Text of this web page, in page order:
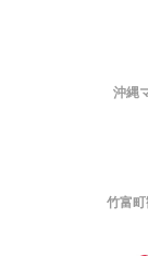
沖縄
竹富